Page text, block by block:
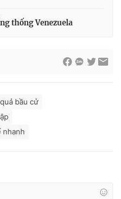
thống Venezuela
bầu cử
nhanh